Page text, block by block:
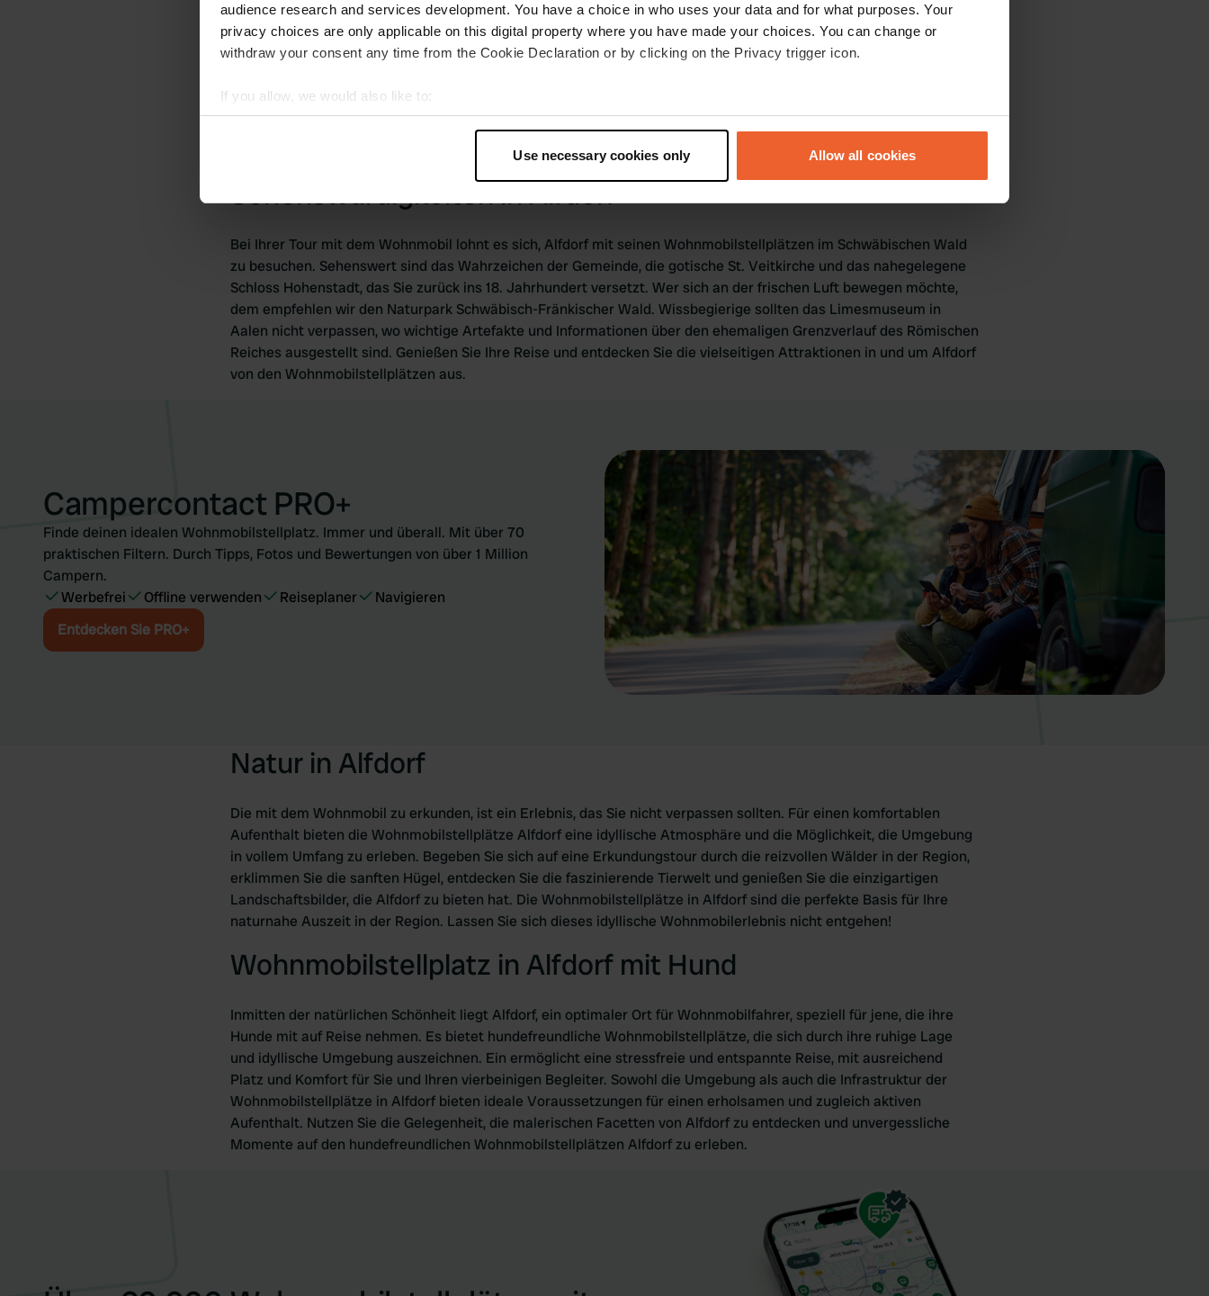
audience research and services development. You have a choice in who uses your data and for what purposes. Your
privacy choices are only applicable on this digital property where you have made your choices. You can change or
withdraw your consent any time from the Cookie Declaration or by clicking on the Privacy trigger icon.
If you allow, we would also like to:
Collect information about your geographical location which can be accurate to within several meters
Find out more about how your personal data is processed and set your preferences in the
We use cookies to personalise content and ads, to provide social media features and to analyse our traffic. We also share
other information that you’ve provided to them or that they’ve collected from your use of their services.
Use necessary cookies only Allow all cookies
Die beste Jahreszeit, um Alfdorf mit dem Wohnmobil zu entdecken, hängt stark von Ihren persönlichen Vorlieben
ab. Im Frühling und Sommer sind die Temperaturen mild, die Natur erblüht und die Tage sind lang - perfekt, um die
wunderschöne Landschaft zu genießen. Wohnmobilstellplätze Alfdorf bieten in diesen Jahreszeiten oft ein
Herbst in Alfdorf. Aber auch der Winter hat seinen ganz besonderen Reiz und bietet auf den Wohnmobilstellplätzen
Alfdorf ein ganz anderes, ebenso reizvolles Bild.
Sehenswürdigkeiten in Alfdorf
Bei Ihrer Tour mit dem Wohnmobil lohnt es sich, Alfdorf mit seinen Wohnmobilstellplätzen im Schwäbischen Wald
zu besuchen. Sehenswert sind das Wahrzeichen der Gemeinde, die gotische St. Veitkirche und das nahegelegene
Schloss Hohenstadt, das Sie zurück ins 18. Jahrhundert versetzt. Wer sich an der frischen Luft bewegen möchte,
dem empfehlen wir den Naturpark Schwäbisch-Fränkischer Wald. Wissbegierige sollten das Limesmuseum in
Aalen nicht verpassen, wo wichtige Artefakte und Informationen über den ehemaligen Grenzverlauf des Römischen
Reiches ausgestellt sind. Genießen Sie Ihre Reise und entdecken Sie die vielseitigen Attraktionen in und um Alfdorf
von den Wohnmobilstellplätzen aus.
Campercontact PRO+
Finde deinen idealen Wohnmobilstellplatz. Immer und überall. Mit über 70
praktischen Filtern. Durch Tipps, Fotos und Bewertungen von über 1 Million
Campern.
Werbefrei
Offline verwenden Reiseplaner
Navigieren
Entdecken Sie PRO+
Natur in Alfdorf
Die mit dem Wohnmobil zu erkunden, ist ein Erlebnis, das Sie nicht verpassen sollten. Für einen komfortablen
Aufenthalt bieten die Wohnmobilstellplätze Alfdorf eine idyllische Atmosphäre und die Möglichkeit, die Umgebung
in vollem Umfang zu erleben. Begeben Sie sich auf eine Erkundungstour durch die reizvollen Wälder in der Region,
erklimmen Sie die sanften Hügel, entdecken Sie die faszinierende Tierwelt und genießen Sie die einzigartigen
Landschaftsbilder, die Alfdorf zu bieten hat. Die Wohnmobilstellplätze in Alfdorf sind die perfekte Basis für Ihre
naturnahe Auszeit in der Region. Lassen Sie sich dieses idyllische Wohnmobilerlebnis nicht entgehen!
Wohnmobilstellplatz in Alfdorf mit Hund
Inmitten der natürlichen Schönheit liegt Alfdorf, ein optimaler Ort für Wohnmobilfahrer, speziell für jene, die ihre
Hunde mit auf Reise nehmen. Es bietet hundefreundliche Wohnmobilstellplätze, die sich durch ihre ruhige Lage
und idyllische Umgebung auszeichnen. Ein ermöglicht eine stressfreie und entspannte Reise, mit ausreichend
Platz und Komfort für Sie und Ihren vierbeinigen Begleiter. Sowohl die Umgebung als auch die Infrastruktur der
Wohnmobilstellplätze in Alfdorf bieten ideale Voraussetzungen für einen erholsamen und zugleich aktiven
Aufenthalt. Nutzen Sie die Gelegenheit, die malerischen Facetten von Alfdorf zu entdecken und unvergessliche
Momente auf den hundefreundlichen Wohnmobilstellplätzen Alfdorf zu erleben.